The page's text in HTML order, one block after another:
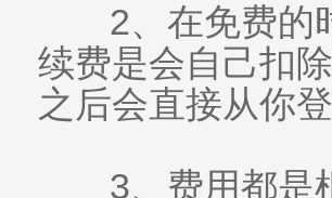
2、在免费的
续费是会自己扣
之后会直接从你
3、费用都是